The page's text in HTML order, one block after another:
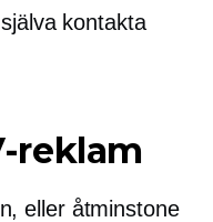
kontakta
reklam
eller åtminstone